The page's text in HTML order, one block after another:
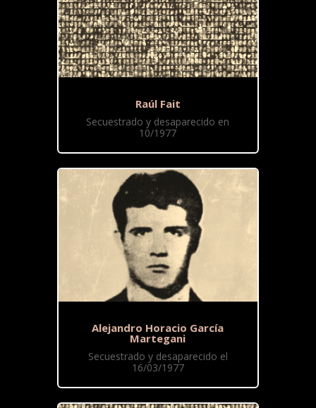
Raúl Fait
Secuestrado y desaparecido en
10/1977
Alejandro Horacio García
Martegani
Secuestrado y desaparecido el
16/03/1977